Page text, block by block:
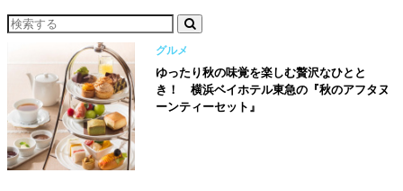
グルメ
ゆったり秋の味覚を楽しむ贅沢なひとと
き！ 横浜ベイホテル東急の『秋のアフタヌ
ーンティーセット』